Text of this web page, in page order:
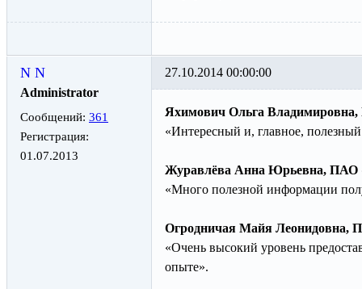
N N
Administrator
Сообщений: 361
Регистрация:
01.07.2013
27.10.2014 00:00:00
Яхимович Ольга
«Интересный и, главное,
Журавлёва Анна Юрьевна, ПАО
«Много полезной информации
Огродничая Майя Леонидовна,
«Очень высокий уровень
опыте».